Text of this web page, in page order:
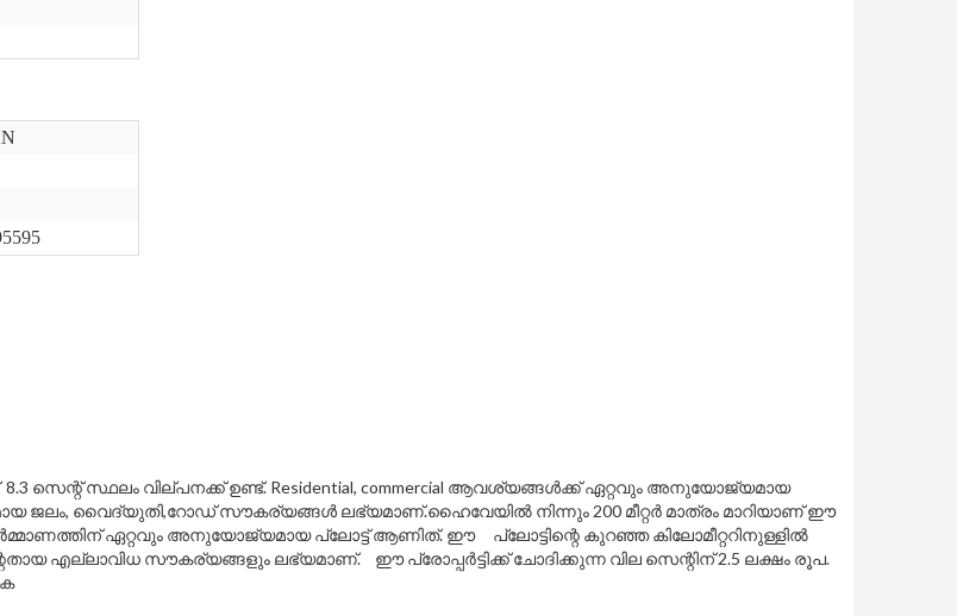
സെന്റ് സ്ഥലം വില്പനക്ക് ഉണ്ട്. Residential, commercial ആവശ്യങ്ങൾക്ക് ഏറ്റവും അനുയോജ്യമായ
ജലം, വൈദ്യുതി,റോഡ് സൗകര്യങ്ങൾ ലഭ്യമാണ്.ഹൈവേയിൽ നിന്നും 200 മീറ്റർ മാത്രം മാറിയാണ് ഈ
ഏറ്റവും അനുയോജ്യമായ പ്ലോട്ട് ആണിത്. ഈ പ്ലോട്ടിന്റെ കുറഞ്ഞ കിലോമീറ്ററിനുള്ളിൽ
എല്ലാവിധ സൗകര്യങ്ങളും ലഭ്യമാണ്. ഈ പ്രോപ്പർട്ടിക്ക് ചോദിക്കുന്ന വില സെന്റിന് 2.5 ലക്ഷം രൂപ.